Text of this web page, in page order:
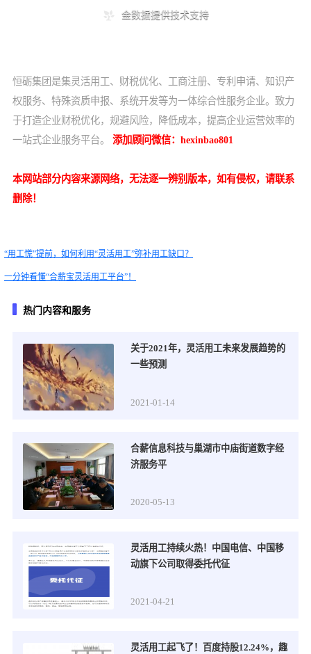
恒砺集团是集灵活用工、财税优化、工商注册、专利申请、知识产
权服务、特殊资质申报、系统开发等为一体综合性服务企业。致力
于打造企业财税优化，规避风险，降低成本，提高企业运营效率的
一站式企业服务平台。 添加顾问微信： hexinbao801
本网站部分内容来源网络，无法逐一辨别版本，如有侵权，请联系
删除！
“用工慌”提前，如何利用“灵活用工”弥补用工缺口？
一分钟看懂“合薪宝灵活用工平台”！
热门内容和服务
关于2021年，灵活用工未来发展趋势的
一些预测
2021-01-14
合薪信息科技与巢湖市中庙街道数字经
济服务平
2020-05-13
灵活用工持续火热！中国电信、中国移
动旗下公司取得委托代征
2021-04-21
灵活用工起飞了！百度持股12.24%，趣